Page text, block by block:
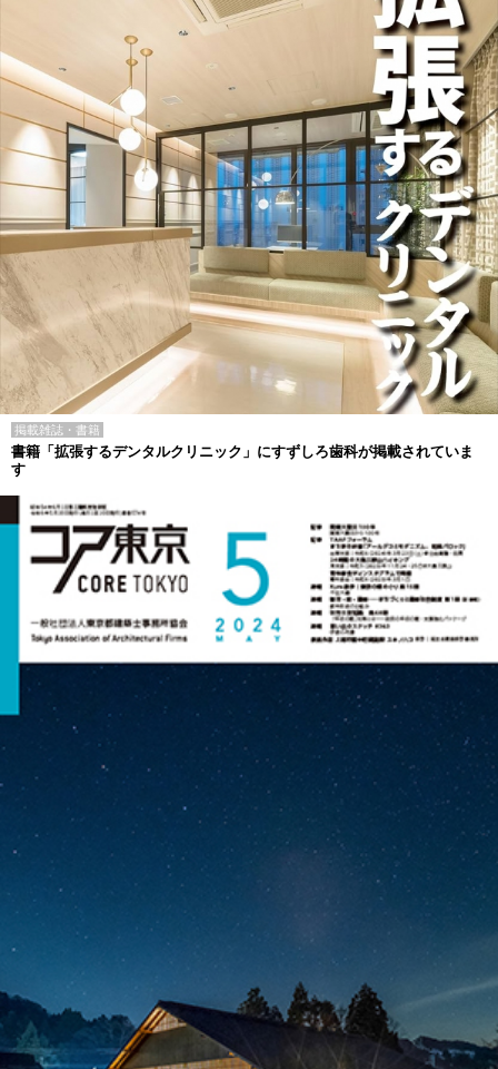
掲載雑誌・書籍
書籍「拡張するデンタルクリニック」にすずしろ歯科が掲載されていま
す